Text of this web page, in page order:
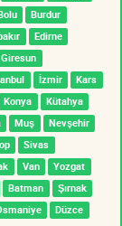
Burdur
Edirne
Giresun
İzmir
Kars
Konya
Kütahya
Muş
Nevşehir
Sivas
Van
Yozgat
Batman
Şırnak
Düzce